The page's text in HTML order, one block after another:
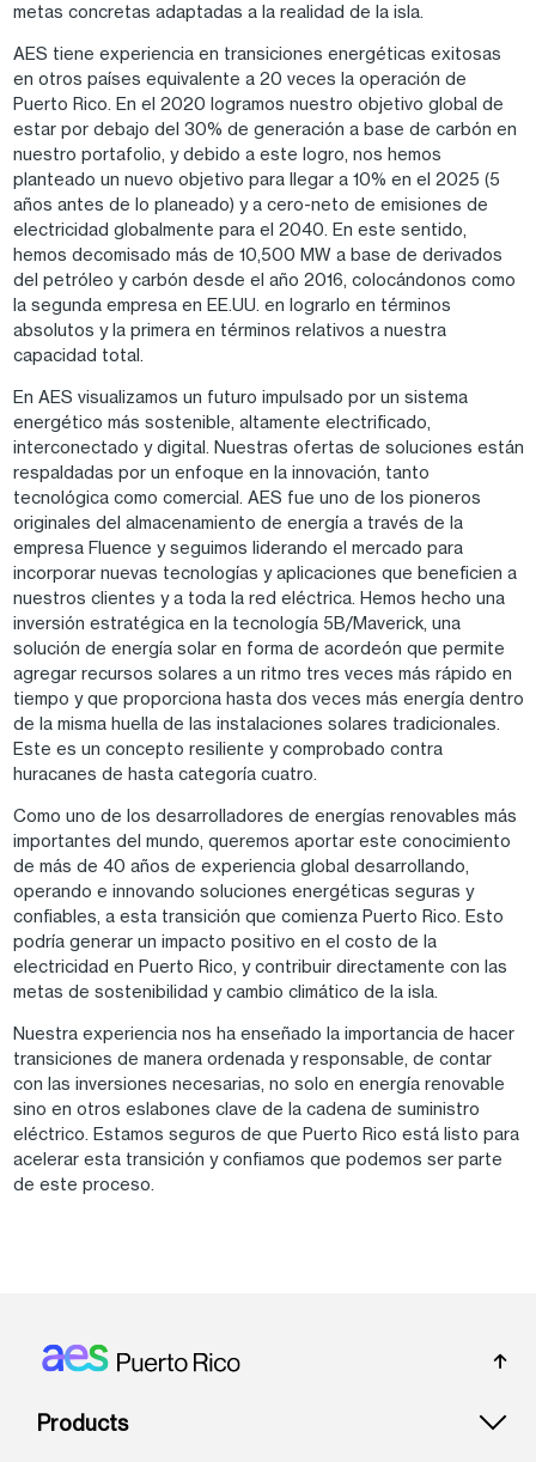
metas concretas adaptadas a la realidad de la isla.
AES tiene experiencia en transiciones energéticas exitosas
en otros países equivalente a 20 veces la operación de
Puerto Rico. En el 2020 logramos nuestro objetivo global de
estar por debajo del 30% de generación a base de carbón en
nuestro portafolio, y debido a este logro, nos hemos
planteado un nuevo objetivo para llegar a 10% en el 2025 (5
años antes de lo planeado) y a cero-neto de emisiones de
electricidad globalmente para el 2040. En este sentido,
hemos decomisado más de 10,500 MW a base de derivados
del petróleo y carbón desde el año 2016, colocándonos como
la segunda empresa en EE.UU. en lograrlo en términos
absolutos y la primera en términos relativos a nuestra
capacidad total.
En AES visualizamos un futuro impulsado por un sistema
energético más sostenible, altamente electrificado,
interconectado y digital. Nuestras ofertas de soluciones están
respaldadas por un enfoque en la innovación, tanto
tecnológica como comercial. AES fue uno de los pioneros
originales del almacenamiento de energía a través de la
empresa Fluence y seguimos liderando el mercado para
incorporar nuevas tecnologías y aplicaciones que beneficien a
nuestros clientes y a toda la red eléctrica. Hemos hecho una
inversión estratégica en la tecnología 5B/Maverick, una
solución de energía solar en forma de acordeón que permite
agregar recursos solares a un ritmo tres veces más rápido en
tiempo y que proporciona hasta dos veces más energía dentro
de la misma huella de las instalaciones solares tradicionales.
Este es un concepto resiliente y comprobado contra
huracanes de hasta categoría cuatro.
Como uno de los desarrolladores de energías renovables más
importantes del mundo, queremos aportar este conocimiento
de más de 40 años de experiencia global desarrollando,
operando e innovando soluciones energéticas seguras y
confiables, a esta transición que comienza Puerto Rico. Esto
podría generar un impacto positivo en el costo de la
electricidad en Puerto Rico, y contribuir directamente con las
metas de sostenibilidad y cambio climático de la isla.
Nuestra experiencia nos ha enseñado la importancia de hacer
transiciones de manera ordenada y responsable, de contar
con las inversiones necesarias, no solo en energía renovable
sino en otros eslabones clave de la cadena de suministro
eléctrico. Estamos seguros de que Puerto Rico está listo para
acelerar esta transición y confiamos que podemos ser parte
de este proceso.
Footer: Puerto rico
Products